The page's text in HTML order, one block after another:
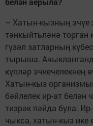
– Хатын-кызның эчүе
тәнкыйтьләнә торган
гүзәл затларның
тырыша.
күпләр эчкечелекнең
Хатын-кыз
бәйлелек ир-ат
тизрәк пәйда була.
чыкса, хатын-кыз ике